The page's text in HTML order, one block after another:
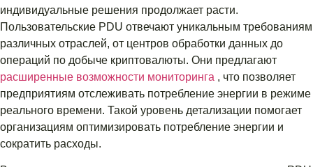
индивидуальные решения продолжает расти.
Пользовательские PDU отвечают уникальным требованиям
различных отраслей, от центров обработки данных до
операций по добыче криптовалюты. Они предлагают
расширенные возможности мониторинга , что позволяет
предприятиям отслеживать потребление энергии в режиме
реального времени. Такой уровень детализации помогает
организациям оптимизировать потребление энергии и
сократить расходы.